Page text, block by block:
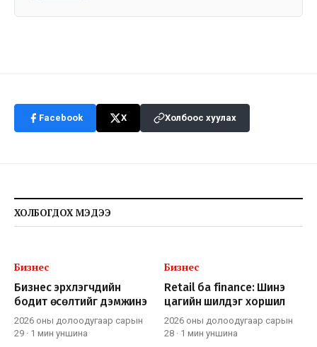
Facebook X Холбоос хуулах
ХОЛБОГДОХ МЭДЭЭ
Бизнес
Бизнес эрхлэгчдийн
бодит өсөлтийг дэмжинэ
2026 оны долоодугаар сарын
29 · 1 мин уншина
Бизнес
Retail ба finance: Шинэ
цагийн шилдэг хоршил
2026 оны долоодугаар сарын
28 · 1 мин уншина